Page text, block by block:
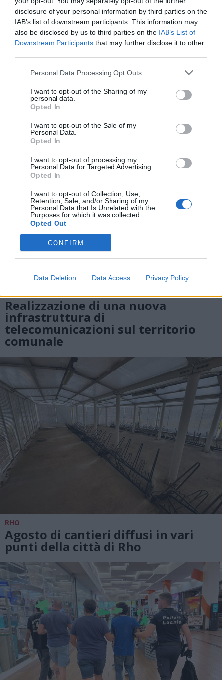
disclosure of your personal information by third parties on the
IAB’s list of downstream participants. This information may
also be disclosed by us to third parties on the IAB’s List of
Downstream Participants that may further disclose it to other
Personal Data Processing Opt Outs
I want to opt-out of the Sharing of my
personal data.
Opted In
I want to opt-out of the Sale of my
Personal Data.
Opted In
I want to opt-out of processing my
Personal Data for Targeted Advertising.
Opted In
I want to opt-out of Collection, Use,
Retention, Sale, and/or Sharing of my
Personal Data that Is Unrelated with the
Purposes for which it was collected.
Opted Out
CONFIRM
Data Deletion Data Access Privacy Policy
In via Moscova a Rho sorgerà un
Data Center: la Giunta Orlandi
adotta il piano attuativo
Realizzazione di una nuova
infrastruttura di
telecomunicazioni sul territorio
comunale
RHO
Agosto di cantieri diffusi in vari
punti della città di Rho